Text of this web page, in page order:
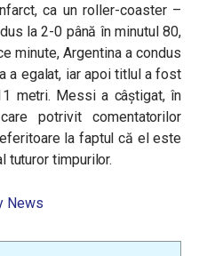
ca un roller-coaster –
la 2-0 până în minutul 80,
minute, Argentina a condus
a egalat, iar apoi titlul a fost
metri. Messi a câștigat, în
potrivit comentatorilor
la faptul că el este
tuturor timpurilor.
News